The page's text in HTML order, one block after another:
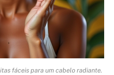
fáceis para um cabelo radiante.